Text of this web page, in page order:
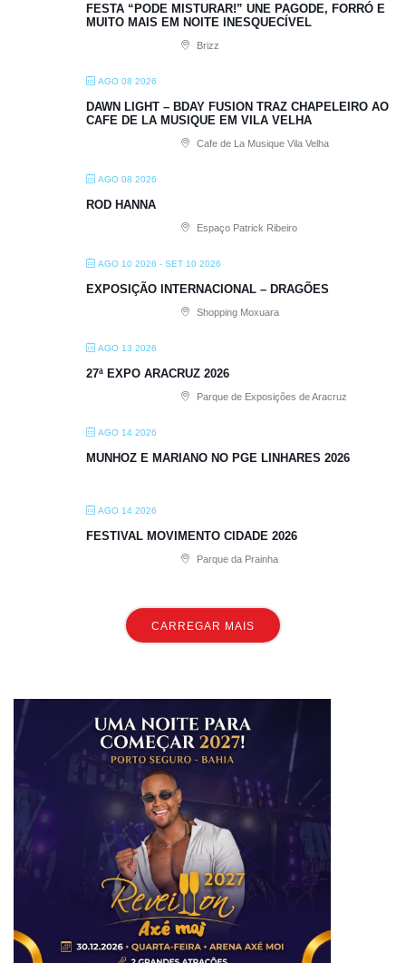
FESTA “PODE MISTURAR!” UNE PAGODE, FORRÓ E
MUITO MAIS EM NOITE INESQUECÍVEL
Brizz
AGO 08 2026
DAWN LIGHT – BDAY FUSION TRAZ CHAPELEIRO AO
CAFE DE LA MUSIQUE EM VILA VELHA
Cafe de La Musique Vila Velha
AGO 08 2026
ROD HANNA
Espaço Patrick Ribeiro
AGO 10 2026 - SET 10 2026
EXPOSIÇÃO INTERNACIONAL – DRAGÕES
Shopping Moxuara
AGO 13 2026
27ª EXPO ARACRUZ 2026
Parque de Exposições de Aracruz
AGO 14 2026
MUNHOZ E MARIANO NO PGE LINHARES 2026
AGO 14 2026
FESTIVAL MOVIMENTO CIDADE 2026
Parque da Prainha
CARREGAR MAIS